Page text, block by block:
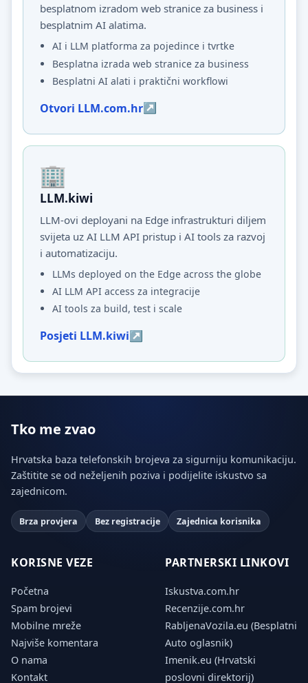
besplatnom izradom web stranice za business i
besplatnim AI alatima.
AI i LLM platforma za pojedince i tvrtke
Besplatna izrada web stranice za business
Besplatni AI alati i praktični workflowi
Otvori LLM.com.hr
LLM.kiwi
LLM-ovi deployani na Edge infrastrukturi diljem
svijeta uz AI LLM API pristup i AI tools za razvoj
i automatizaciju.
LLMs deployed on the Edge across the globe
AI LLM API access za integracije
AI tools za build, test i scale
Posjeti LLM.kiwi
Tko me zvao
Hrvatska baza telefonskih brojeva za sigurniju komunikaciju.
Zaštitite se od neželjenih poziva i podijelite iskustvo sa
zajednicom.
Brza provjera Bez registracije Zajednica korisnika
KORISNE VEZE
Početna
Spam brojevi
Mobilne mreže
Najviše komentara
O nama
Kontakt
PARTNERSKI LINKOVI
Iskustva.com.hr
Recenzije.com.hr
RabljenaVozila.eu (Besplatni
Auto oglasnik)
Imenik.eu (Hrvatski
poslovni direktorij)